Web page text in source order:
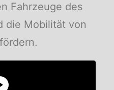
Fahrzeuge des
die Mobilität von